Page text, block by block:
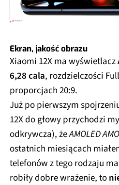
Ekran, jakość obrazu
Xiaomi 12X ma wyświetlacz
6,28 cala, rozdzielczości
proporcjach 20:9.
Już po pierwszym
12X do głowy przychodzi
odkrywcza), żeAMOLED
ostatnich miesiącach
telefonów z tego rodzaju
robiły dobre wrażenie, to